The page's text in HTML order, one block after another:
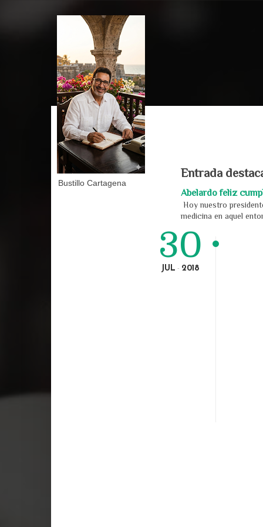
Bustillo Cartagena
Entrada
Abelardo feliz
Hoy nuestro
medicina en aquel
30
JUL - 2018